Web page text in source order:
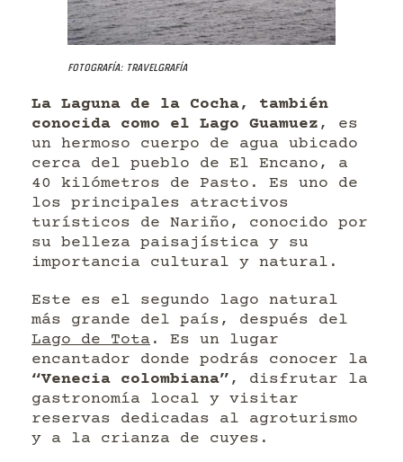
Fotografía: Travelgrafía
La Laguna de la Cocha, también
conocida como el Lago Guamuez , es
un hermoso cuerpo de agua ubicado
cerca del pueblo de El Encano, a
40 kilómetros de Pasto. Es uno de
los principales atractivos
turísticos de Nariño, conocido por
su belleza paisajística y su
importancia cultural y natural.
Este es el segundo lago natural
más grande del país, después del
Lago de Tota . Es un lugar
encantador donde podrás conocer la
“Venecia colombiana” , disfrutar la
gastronomía local y visitar
reservas dedicadas al agroturismo
y a la crianza de cuyes.